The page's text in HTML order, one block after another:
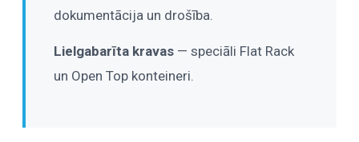
dokumentācija un drošība.
Lielgabarīta kravas — speciāli Flat Rack
un Open Top konteineri.